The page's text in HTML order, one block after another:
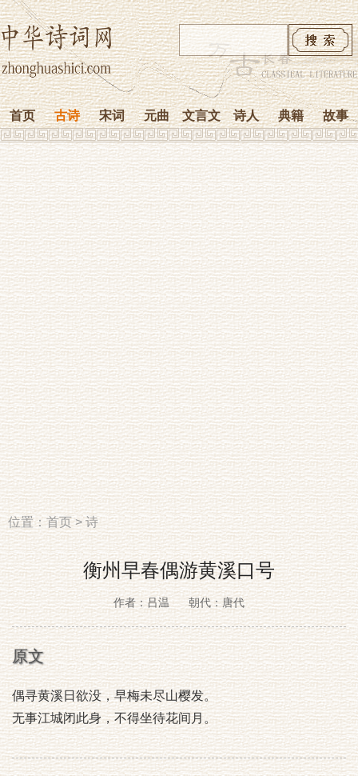
首页 古诗 宋词 元曲 文言文 诗人 典籍 故事
位置：首页>诗
衡州早春偶游黄溪口号
作者：吕温 朝代：唐代
原文
偶寻黄溪日欲没，早梅未尽山樱发。
无事江城闭此身，不得坐待花间月。